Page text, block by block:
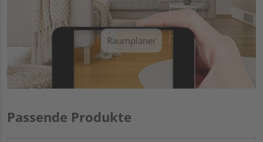
Raumplaner
Passende Produkte